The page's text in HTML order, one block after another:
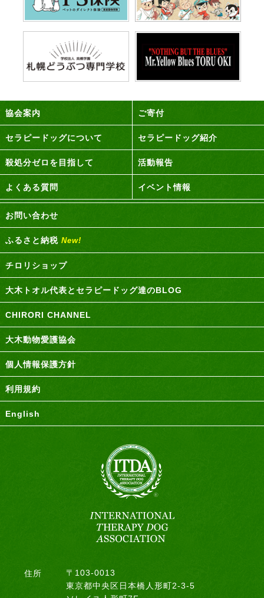
協会案内 ご寄付
セラピードッグについて セラピードッグ紹介
殺処分ゼロを目指して 活動報告
よくある質問 イベント情報
お問い合わせ
ふるさと納税 New!
チロリショップ
大木トオル代表とセラピードッグ達のBLOG
CHIRORI CHANNEL
大木動物愛護協会
個人情報保護方針
利用規約
English
住所
〒103-0013
東京都中央区日本橋人形町2-3-5